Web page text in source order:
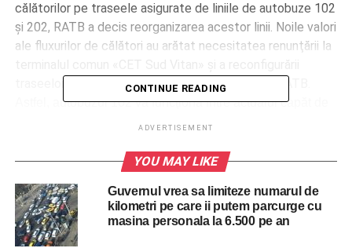
călătorilor pe traseele asigurate de liniile de autobuze 102
şi 202, RATB a decis reorganizarea acestor linii. Noile valori
ale fluxurilor de călători au arătat necesitatea renunţării la
traseelor celor două linii”, anunţă reprezentanţii RATB.
Astfel, autobuzul 102 va funcţiona între actualul capăt de
Strada Serg. Ion Iriceanu, Şoseaua Vitan Bârzeşti, Calea
Bulevardul Camil Ressu, Bulevardul Nicolae Grigorescu,
Strada Constantin Brâncuşi, Strada Lucreţiu Pătrăşcanu,
cu întoarcere pe Strada Lucreţiu Pătrăşcanu, Bulevardul
CONTINUE READING
ADVERTISEMENT
YOU MAY LIKE
Guvernul vrea sa limiteze numarul de
kilometri pe care ii putem parcurge cu
masina personala la 6.500 pe an